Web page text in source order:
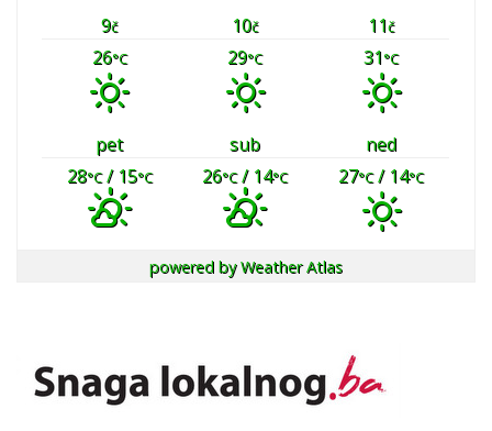
9č 10č 11č
26°C 29°C 31°C
pet sub
ned
28°C/ 15°C 26°C/ 14°C 27°C/ 14°C
powered byWeather Atlas